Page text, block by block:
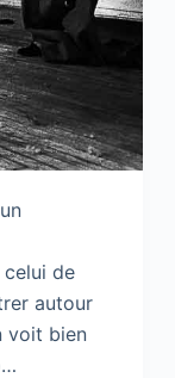
celui de
autour
voit bien